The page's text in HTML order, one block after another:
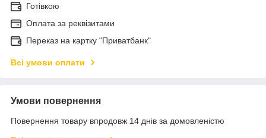
Готівкою
Оплата за реквізитами
Переказ на картку "Приватбанк"
Всі умови оплати
Умови повернення
Повернення товару впродовж 14 днів за домовленістю